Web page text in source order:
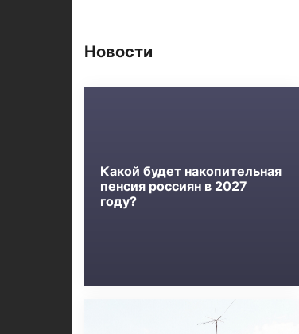
Новости
Какой будет накопительная
пенсия россиян в 2027
году?